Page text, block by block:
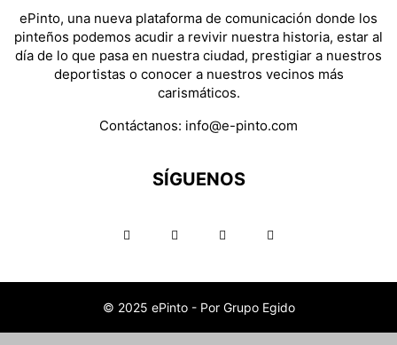
ePinto, una nueva plataforma de comunicación donde los
pinteños podemos acudir a revivir nuestra historia, estar al
día de lo que pasa en nuestra ciudad, prestigiar a nuestros
deportistas o conocer a nuestros vecinos más
carismáticos.
Contáctanos: info@e-pinto.com
SÍGUENOS
© 2025 ePinto - Por Grupo Egido